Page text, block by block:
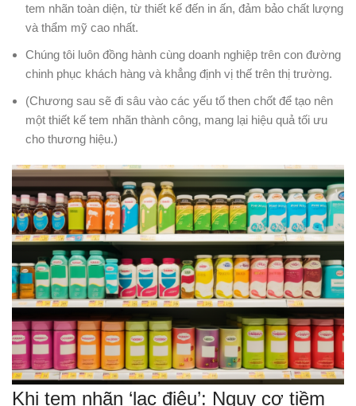
tem nhãn toàn diện, từ thiết kế đến in ấn, đảm bảo chất lượng
và thẩm mỹ cao nhất.
Chúng tôi luôn đồng hành cùng doanh nghiệp trên con đường
chinh phục khách hàng và khẳng định vị thế trên thị trường.
(Chương sau sẽ đi sâu vào các yếu tố then chốt để tạo nên
một thiết kế tem nhãn thành công, mang lại hiệu quả tối ưu
cho thương hiệu.)
Khi tem nhãn ‘lạc điệu’: Nguy cơ tiềm